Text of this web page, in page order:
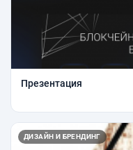
Презентация
ДИЗАЙН И БРЕНДИНГ